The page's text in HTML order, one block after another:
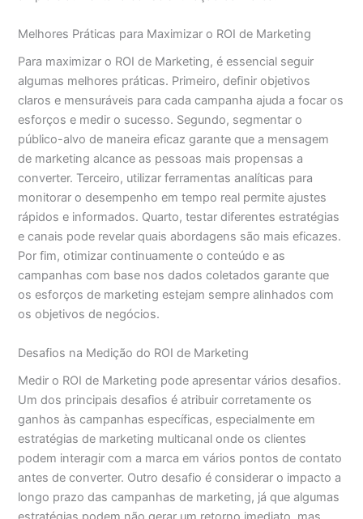
Melhores Práticas para Maximizar o ROI de Marketing
Para maximizar o ROI de Marketing, é essencial seguir
algumas melhores práticas. Primeiro, definir objetivos
claros e mensuráveis para cada campanha ajuda a focar os
esforços e medir o sucesso. Segundo, segmentar o
público-alvo de maneira eficaz garante que a mensagem
de marketing alcance as pessoas mais propensas a
converter. Terceiro, utilizar ferramentas analíticas para
monitorar o desempenho em tempo real permite ajustes
rápidos e informados. Quarto, testar diferentes estratégias
e canais pode revelar quais abordagens são mais eficazes.
Por fim, otimizar continuamente o conteúdo e as
campanhas com base nos dados coletados garante que
os esforços de marketing estejam sempre alinhados com
os objetivos de negócios.
Desafios na Medição do ROI de Marketing
Medir o ROI de Marketing pode apresentar vários desafios.
Um dos principais desafios é atribuir corretamente os
ganhos às campanhas específicas, especialmente em
estratégias de marketing multicanal onde os clientes
podem interagir com a marca em vários pontos de contato
antes de converter. Outro desafio é considerar o impacto a
longo prazo das campanhas de marketing, já que algumas